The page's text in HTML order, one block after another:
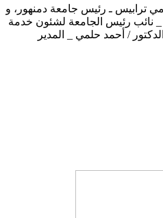
تحت رعاية الأستاذ الدكتور / إلهامي ترابيس ـ رئيس جامعة دمنهور، و
_ نائب رئيس الجامعة لشئون خدمة
/ أحمد حلمي _ المدير